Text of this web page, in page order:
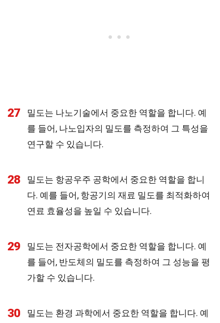
27
밀도는 나노기술에서 중요한 역할을 합니다. 예
를 들어, 나노입자의 밀도를 측정하여 그 특성을
연구할 수 있습니다.
28
밀도는 항공우주 공학에서 중요한 역할을 합니
다. 예를 들어, 항공기의 재료 밀도를 최적화하여
연료 효율성을 높일 수 있습니다.
29
밀도는 전자공학에서 중요한 역할을 합니다. 예
를 들어, 반도체의 밀도를 측정하여 그 성능을 평
가할 수 있습니다.
30
밀도는 환경 과학에서 중요한 역할을 합니다. 예